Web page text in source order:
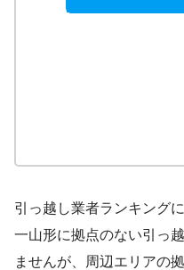
引っ越し業者ランキング
一山形に拠点のない引っ
ませんが、周辺エリアの